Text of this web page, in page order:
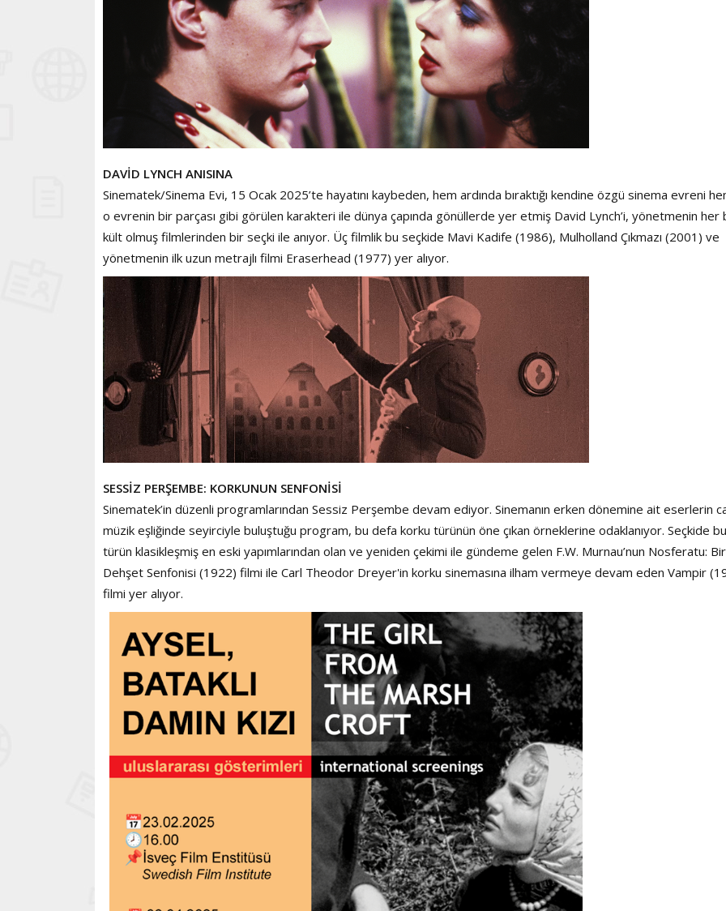
DAVİD LYNCH ANISINA
Sinematek/Sinema Evi, 15 Ocak 2025’te hayatını kaybeden, hem ardında bıraktığı kendine özgü sinema evreni
o evrenin bir parçası gibi görülen karakteri ile dünya çapında gönüllerde yer etmiş David Lynch’i, yönetmenin her
kült olmuş filmlerinden bir seçki ile anıyor. Üç filmlik bu seçkide Mavi Kadife (1986), Mulholland Çıkmazı (2001) ve
yönetmenin ilk uzun metrajlı filmi Eraserhead (1977) yer alıyor.
SESSİZ PERŞEMBE: KORKUNUN SENFONİSİ
Sinematek’in düzenli programlarından Sessiz Perşembe devam ediyor. Sinemanın erken dönemine ait eserlerin
müzik eşliğinde seyirciyle buluştuğu program, bu defa korku türünün öne çıkan örneklerine odaklanıyor. Seçkide bu
türün klasikleşmiş en eski yapımlarından olan ve yeniden çekimi ile gündeme gelen F.W. Murnau’nun Nosferatu: Bir
Dehşet Senfonisi (1922) filmi ile Carl Theodor Dreyer'in korku sinemasına ilham vermeye devam eden Vampir
filmi yer alıyor.